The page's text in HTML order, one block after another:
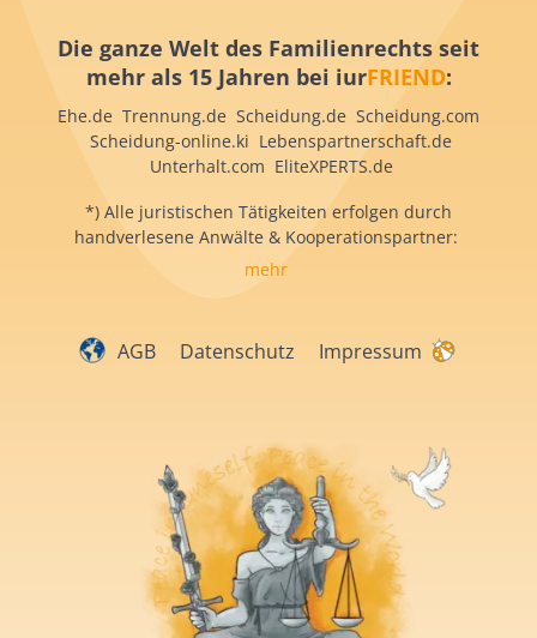
Die ganze Welt des Familienrechts seit
mehr als 15 Jahren bei iurFRIEND:
Ehe.de Trennung.de Scheidung.de Scheidung.com
Scheidung-online.ki Lebenspartnerschaft.de
Unterhalt.com EliteXPERTS.de
*) Alle juristischen Tätigkeiten erfolgen durch
handverlesene Anwälte & Kooperationspartner:
mehr
AGB Datenschutz Impressum